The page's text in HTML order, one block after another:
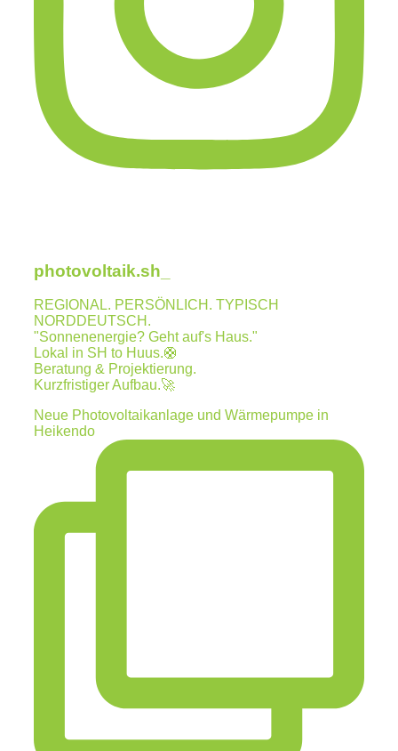
photovoltaik.sh_
REGIONAL. PERSÖNLICH. TYPISCH
NORDDEUTSCH.
"Sonnenenergie? Geht auf's Haus."
Lokal in SH to Huus.🛟
Beratung & Projektierung.
Kurzfristiger Aufbau.🚀
Neue Photovoltaikanlage und Wärmepumpe in
Heikendo